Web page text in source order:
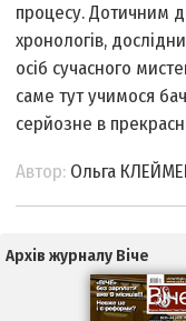
процесу. Дотичним
хронологів,
осіб сучасного
саме тут учимося
серйозне в
Автор: Ольга
Архів журналу Віче